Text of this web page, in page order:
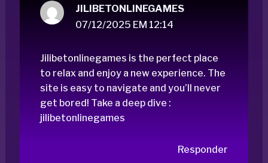
JILIBETONLINEGAMES
07/12/2025 EM 12:14
Jilibetonlinegames is the perfect place
to relax and enjoy a new experience. The
site is easy to navigate and you’ll never
get bored! Take a deep dive :
jilibetonlinegames
Responder